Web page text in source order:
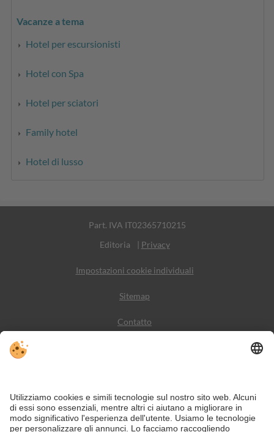
Vacanze a tema
Hotel per escursionisti
Hotel con Spa
Hotel per sciatori
Family hotel
Hotel di lusso
Part. IVA IT02365710215
Editoria
| Privacy
Impostazioni cookie individuali
Sitemap
Contatto